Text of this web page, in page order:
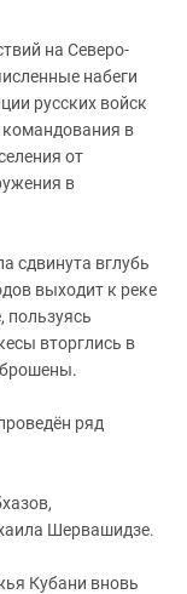
на Северо-
набеги
русских войск
командования в
от
в
сдвинута вглубь
выходит к реке
пользуясь
вторглись в
ряд
Шервашидзе.
Кубани вновь